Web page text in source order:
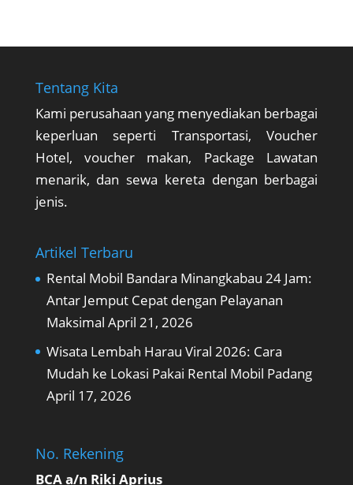
Tentang Kita
Kami perusahaan yang menyediakan berbagai
keperluan seperti Transportasi, Voucher
Hotel, voucher makan, Package Lawatan
menarik, dan sewa kereta dengan berbagai
jenis.
Artikel Terbaru
Rental Mobil Bandara Minangkabau 24 Jam:
Antar Jemput Cepat dengan Pelayanan
Maksimal April 21, 2026
Wisata Lembah Harau Viral 2026: Cara
Mudah ke Lokasi Pakai Rental Mobil Padang
April 17, 2026
No. Rekening
BCA a/n Riki Aprius